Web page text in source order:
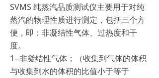
SVMS 纯蒸汽品质测试仪主要用于对纯
蒸汽的物理性质进行测定，包括三个方
便，即：非凝结性气体、过热度和干
度。
1--非凝结性气体；（收集到气体的体积
与收集到水的体积的比值小于等于